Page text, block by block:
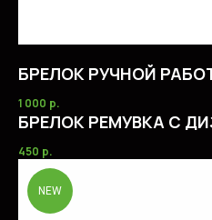
БРЕЛОК РУЧНОЙ
1 000 р.
БРЕЛОК РЕМУВКА С
450 р.
NEW